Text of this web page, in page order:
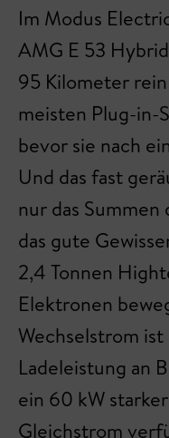
Im Modus
AMG E 53
95 Kilometer
meisten Plug-in-
bevor sie nach
Und das fast
nur das
das gute
2,4 Tonnen
Elektronen
Wechselstrom ist
Ladeleistung an
ein 60 kW
Gleichstrom